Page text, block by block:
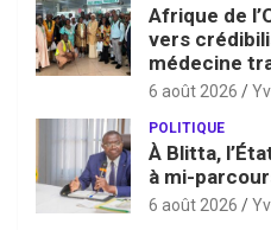
Afrique de
vers
médecine
6 août 2026
POLITIQUE
À Blitta,
à mi-
6 août 2026